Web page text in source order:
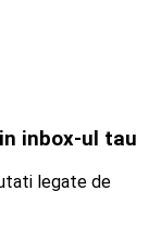
inbox-ul tau
legate de